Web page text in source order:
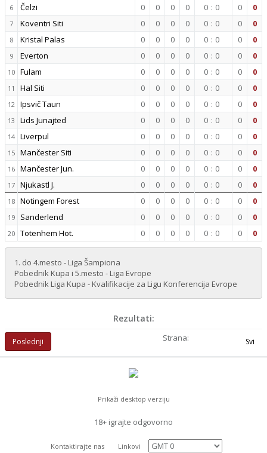
6 Čelzi 0 0 0 0 0 : 0 0 0
7 Koventri Siti 0 0 0 0 0 : 0 0 0
8 Kristal Palas 0 0 0 0 0 : 0 0 0
9 Everton 0 0 0 0 0 : 0 0 0
10 Fulam 0 0 0 0 0 : 0 0 0
11 Hal Siti 0 0 0 0 0 : 0 0 0
12 Ipsvič Taun 0 0 0 0 0 : 0 0 0
13 Lids Junajted 0 0 0 0 0 : 0 0 0
14 Liverpul 0 0 0 0 0 : 0 0 0
15 Mančester Siti 0 0 0 0 0 : 0 0 0
16 Mančester Jun. 0 0 0 0 0 : 0 0 0
17 Njukastl J. 0 0 0 0 0 : 0 0 0
18 Notingem Forest 0 0 0 0 0 : 0 0 0
19 Sanderlend 0 0 0 0 0 : 0 0 0
20 Totenhem Hot. 0 0 0 0 0 : 0 0 0
1. do 4.mesto - Liga Šampiona
Pobednik Kupa i 5.mesto - Liga Evrope
Pobednik Liga Kupa - Kvalifikacije za Ligu Konferencija Evrope
Rezultati:
Poslednji Strana: Svi
Prikaži desktop verziju
18+ igrajte odgovorno
Kontaktirajte nas Linkovi